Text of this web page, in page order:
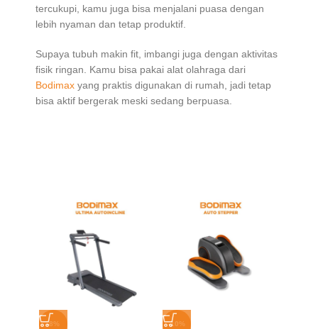
tercukupi, kamu juga bisa menjalani puasa dengan
lebih nyaman dan tetap produktif.
Supaya tubuh makin fit, imbangi juga dengan aktivitas
fisik ringan. Kamu bisa pakai alat olahraga dari
Bodimax yang praktis digunakan di rumah, jadi tetap
bisa aktif bergerak meski sedang berpuasa.
-8% -10%